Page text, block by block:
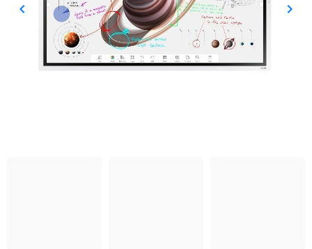
Poprzedni
keyboard_arrow_left keyboard_arrow_right